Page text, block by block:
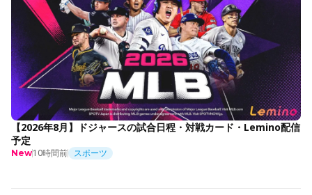
【2026年8月】ドジャースの試合日程・対戦カード・Lemino配信
予定
New10時間前 スポーツ